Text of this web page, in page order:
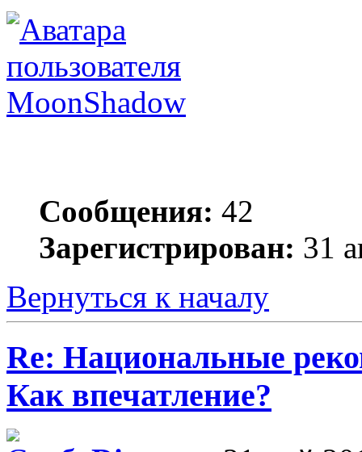
MoonShadow
Сообщения: 42
Зарегистрирован: 31
Вернуться к началу
Re: Национальные
Как впечатление?